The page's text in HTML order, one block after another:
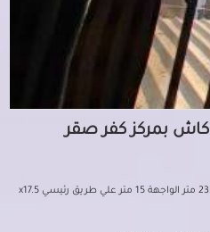
للبيع كاش بمركز كفر صقر
منزل علي مساحة 255 متر صافي مباني 235 متر الواجهة 15 متر علي طريق رئيسي x17.5